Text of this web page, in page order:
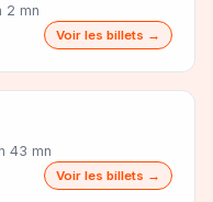
2 mn
Voir les billets →
43 mn
Voir les billets →